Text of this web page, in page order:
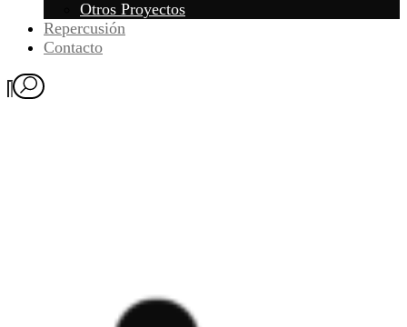
Otros Proyectos
Repercusión
Contacto